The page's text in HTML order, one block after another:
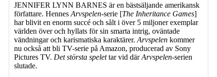
JENNIFER LYNN BARNES är en bästsäljande amerikansk
författare. Hennes Arvspelen-serie [The Inheritance Games]
har blivit en enorm succé och sålt i över 5 miljoner exemplar
världen över och hyllats för sin smarta intrig, oväntade
vändningar och karismatiska karaktärer. Arvspelen kommer
nu också att bli TV-serie på Amazon, producerad av Sony
Pictures TV. Det största spelettar vid därArvspelen-serien
slutade.